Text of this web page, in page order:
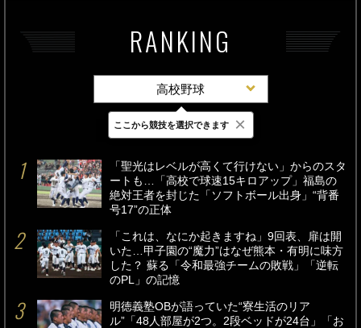
RANKING
高校野球
最新 24時間 週間
「聖光はレベルが高くて行けない」からのスタ
ートも…「高校で球速15キロアップ」福島の
絶対王者を封じた「ソフトボール出身」“背番
号17”の正体
「これは、なにか起きますね」9回表、扉は開
いた…甲子園の“魔力”はなぜ熊本・有明に味方
した？ 蘇る「令和最強チームの敗戦」「逆転
のPL」の記憶
明徳義塾OBが語っていた“寮生活のリア
ル”「48人部屋が2つ。2段ベッドが24台」「お
ここから競技を選択できます ×